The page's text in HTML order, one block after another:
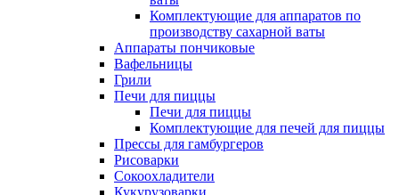
Комплектующие для аппаратов по
производству сахарной ваты
Аппараты пончиковые
Вафельницы
Грили
Печи для пиццы
Печи для пиццы
Комплектующие для печей для пиццы
Прессы для гамбургеров
Рисоварки
Сокоохладители
Кукурузоварки